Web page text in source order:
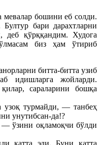
бошини еб солди.
бари дарахтларни
деб қўрққандим. Худога
биз ҳам ўтириб
битта-битта узиб
идишларга жойларди.
сараларини бошқа
узоқ турмайди, — танбеҳ
унутибсан-да!?
ўзини оқламоқчи бўлди
катта эди. Буни катта